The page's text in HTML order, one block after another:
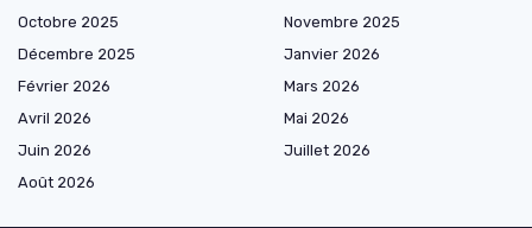
Octobre 2025
Novembre 2025
Décembre 2025
Janvier 2026
Février 2026
Mars 2026
Avril 2026
Mai 2026
Juin 2026
Juillet 2026
Août 2026